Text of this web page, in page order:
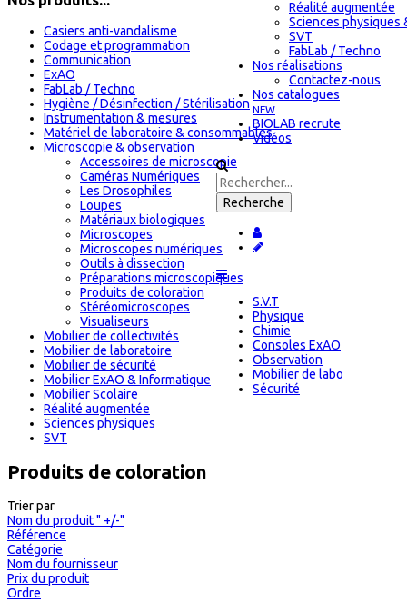
Réalité augmentée
Sciences physiques
SVT
FabLab / Techno
Nos réalisations
Contactez-nous
Nos catalogues
NEW
BIOLAB recrute
Vidéos
S.V.T
Physique
Chimie
Consoles ExAO
Observation
Mobilier de labo
Sécurité
Casiers anti-vandalisme
Codage et programmation
Communication
ExAO
FabLab / Techno
Hygiène / Désinfection / Stérilisation
Instrumentation & mesures
Matériel de laboratoire & consommables
Microscopie & observation
Accessoires de microscopie
Caméras Numériques
Les Drosophiles
Loupes
Matériaux biologiques
Microscopes
Microscopes numériques
Outils à dissection
Préparations microscopiques
Produits de coloration
Stéréomicroscopes
Visualiseurs
Mobilier de collectivités
Mobilier de laboratoire
Mobilier de sécurité
Mobilier ExAO & Informatique
Mobilier Scolaire
Réalité augmentée
Sciences physiques
SVT
Produits de coloration
Trier par
Nom du produit " +/-"
Référence
Catégorie
Nom du fournisseur
Prix du produit
Ordre